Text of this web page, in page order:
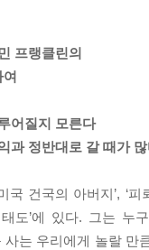
게 우리에게 이롭다
온 편지를 한 통 받았
지. 흥미롭게도 이 학
특히 전기를 조금이라
중에서
프랭클린의
어질지 모른다
과 정반대로 갈 때가
국 건국의 아버지’, ‘
도’에 있다. 그는
는 우리에게 놀랄 만